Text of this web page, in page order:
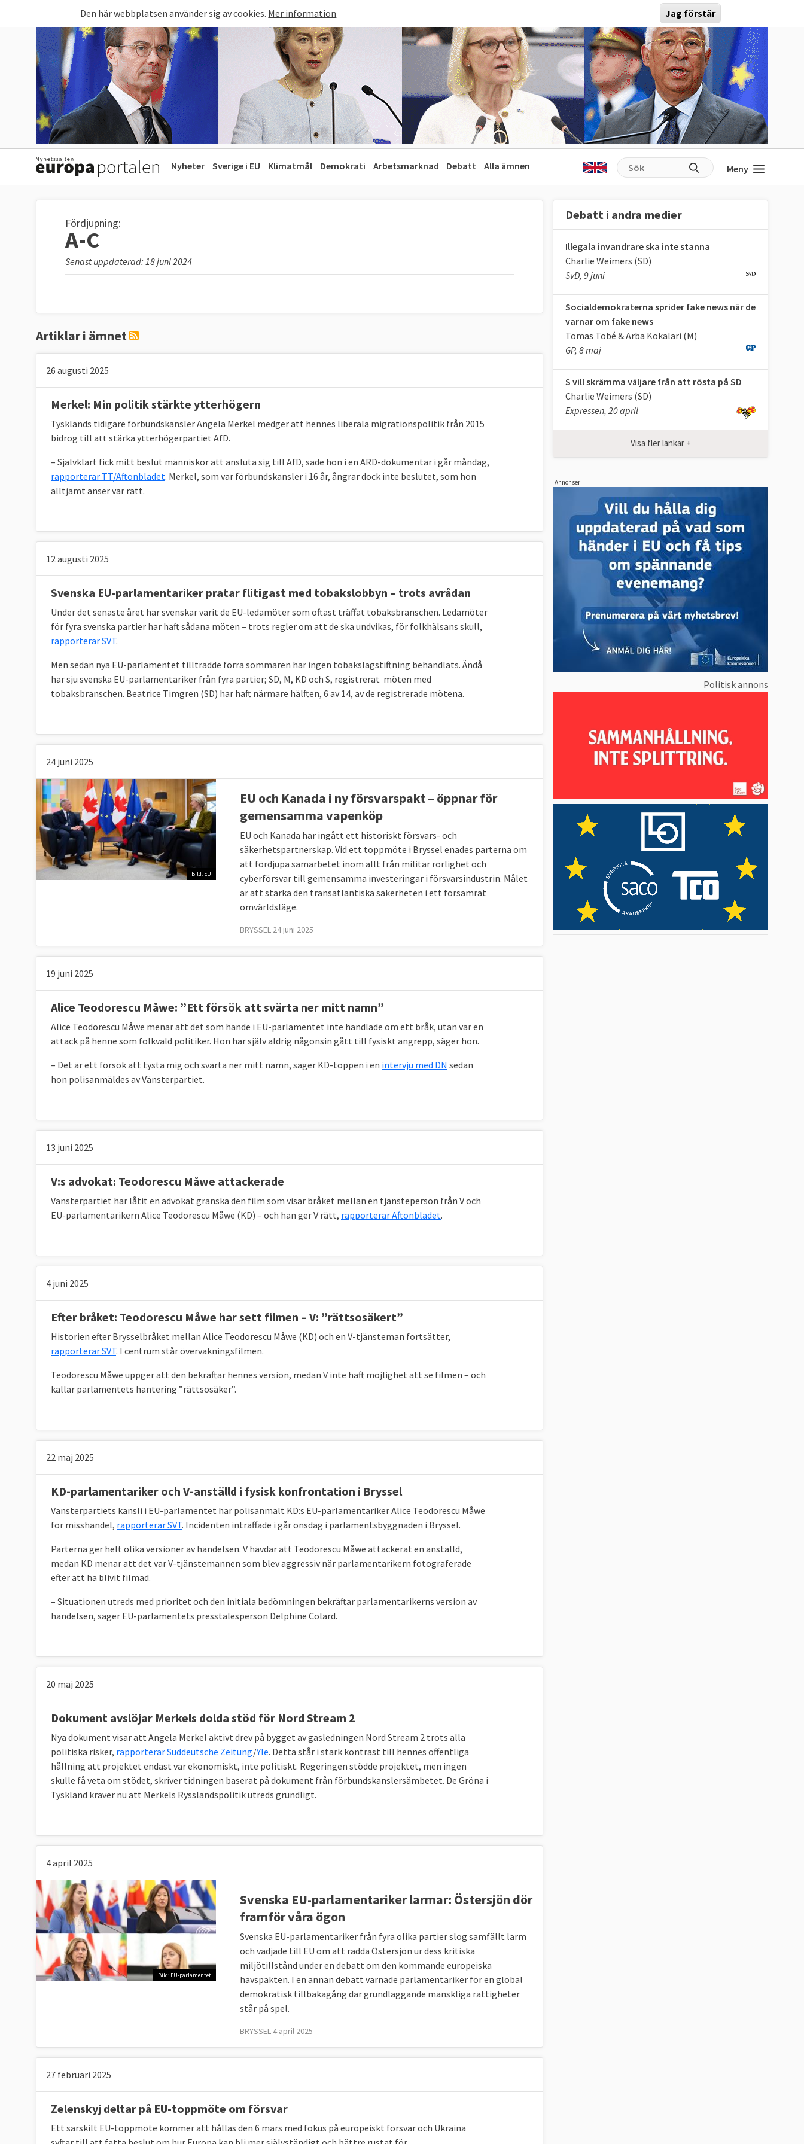
Den här webbplatsen använder sig av cookies. Mer information Jag förstår
Nyheter Sverige i EU Klimatmål Demokrati Arbetsmarknad Debatt Alla ämnen Meny
Fördjupning:
A-C
Senast uppdaterad: 18 juni 2024
Artiklar i ämnet
26 augusti 2025
Merkel: Min politik stärkte ytterhögern
Tysklands tidigare förbundskansler Angela Merkel medger att hennes liberala migrationspolitik från 2015
bidrog till att stärka ytterhögerpartiet AfD.
– Självklart fick mitt beslut människor att ansluta sig till AfD, sade hon i en ARD-dokumentär i går måndag,
rapporterar TT/Aftonbladet. Merkel, som var förbundskansler i 16 år, ångrar dock inte beslutet, som hon
alltjämt anser var rätt.
12 augusti 2025
Svenska EU-parlamentariker pratar flitigast med tobakslobbyn – trots avrådan
Under det senaste året har svenskar varit de EU-ledamöter som oftast träffat tobaksbranschen. Ledamöter
för fyra svenska partier har haft sådana möten – trots regler om att de ska undvikas, för folkhälsans skull,
rapporterar SVT.
Men sedan nya EU-parlamentet tillträdde förra sommaren har ingen tobakslagstiftning behandlats. Ändå
har sju svenska EU-parlamentariker från fyra partier; SD, M, KD och S, registrerat möten med
tobaksbranschen. Beatrice Timgren (SD) har haft närmare hälften, 6 av 14, av de registrerade mötena.
24 juni 2025
Bild: EU
EU och Kanada i ny försvarspakt – öppnar för
gemensamma vapenköp
EU och Kanada har ingått ett historiskt försvars- och
säkerhetspartnerskap. Vid ett toppmöte i Bryssel enades parterna om
att fördjupa samarbetet inom allt från militär rörlighet och
cyberförsvar till gemensamma investeringar i försvarsindustrin. Målet
är att stärka den transatlantiska säkerheten i ett försämrat
omvärldsläge.
BRYSSEL 24 juni 2025
19 juni 2025
Alice Teodorescu Måwe: ”Ett försök att svärta ner mitt namn”
Alice Teodorescu Måwe menar att det som hände i EU-parlamentet inte handlade om ett bråk, utan var en
attack på henne som folkvald politiker. Hon har själv aldrig någonsin gått till fysiskt angrepp, säger hon.
– Det är ett försök att tysta mig och svärta ner mitt namn, säger KD-toppen i en intervju med DN sedan
hon polisanmäldes av Vänsterpartiet.
13 juni 2025
V:s advokat: Teodorescu Måwe attackerade
Vänsterpartiet har låtit en advokat granska den film som visar bråket mellan en tjänsteperson från V och
EU-parlamentarikern Alice Teodorescu Måwe (KD) – och han ger V rätt, rapporterar Aftonbladet.
4 juni 2025
Efter bråket: Teodorescu Måwe har sett filmen – V: ”rättsosäkert”
Historien efter Brysselbråket mellan Alice Teodorescu Måwe (KD) och en V-tjänsteman fortsätter,
rapporterar SVT. I centrum står övervakningsfilmen.
Teodorescu Måwe uppger att den bekräftar hennes version, medan V inte haft möjlighet att se filmen – och
kallar parlamentets hantering ”rättsosäker”.
22 maj 2025
KD-parlamentariker och V-anställd i fysisk konfrontation i Bryssel
Vänsterpartiets kansli i EU-parlamentet har polisanmält KD:s EU-parlamentariker Alice Teodorescu Måwe
för misshandel, rapporterar SVT. Incidenten inträffade i går onsdag i parlamentsbyggnaden i Bryssel.
Parterna ger helt olika versioner av händelsen. V hävdar att Teodorescu Måwe attackerat en anställd,
medan KD menar att det var V-tjänstemannen som blev aggressiv när parlamentarikern fotograferade
efter att ha blivit filmad.
– Situationen utreds med prioritet och den initiala bedömningen bekräftar parlamentarikerns version av
händelsen, säger EU-parlamentets presstalesperson Delphine Colard.
20 maj 2025
Dokument avslöjar Merkels dolda stöd för Nord Stream 2
Nya dokument visar att Angela Merkel aktivt drev på bygget av gasledningen Nord Stream 2 trots alla
politiska risker, rapporterar Süddeutsche Zeitung/Yle. Detta står i stark kontrast till hennes offentliga
hållning att projektet endast var ekonomiskt, inte politiskt. Regeringen stödde projektet, men ingen
skulle få veta om stödet, skriver tidningen baserat på dokument från förbundskanslersämbetet. De Gröna i
Tyskland kräver nu att Merkels Rysslandspolitik utreds grundligt.
4 april 2025
Bild: EU-parlamentet
Svenska EU-parlamentariker larmar: Östersjön dör
framför våra ögon
Svenska EU-parlamentariker från fyra olika partier slog samfällt larm
och vädjade till EU om att rädda Östersjön ur dess kritiska
miljötillstånd under en debatt om den kommande europeiska
havspakten. I en annan debatt varnade parlamentariker för en global
demokratisk tillbakagång där grundläggande mänskliga rättigheter
står på spel.
BRYSSEL 4 april 2025
27 februari 2025
Zelenskyj deltar på EU-toppmöte om försvar
Ett särskilt EU-toppmöte kommer att hållas den 6 mars med fokus på europeiskt försvar och Ukraina
Debatt i andra medier
Illegala invandrare ska inte stanna
Charlie Weimers (SD)
SvD, 9 juni
Socialdemokraterna sprider fake news när de
varnar om fake news
Tomas Tobé & Arba Kokalari (M)
GP, 8 maj
S vill skrämma väljare från att rösta på SD
Charlie Weimers (SD)
Expressen, 20 april
Visa fler länkar +
Annonser
Politisk annons